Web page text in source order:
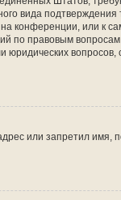
вида подтверждения
конференции, или к
по правовым
юридических
или запретил имя,